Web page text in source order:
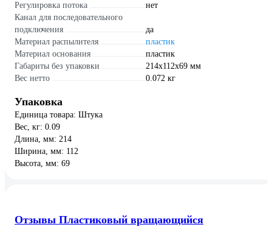
Регулировка потока
нет
Канал для последовательного
подключения
да
Материал распылителя
пластик
Материал основания
пластик
Габариты без упаковки
214х112х69 мм
Вес нетто
0.072 кг
Упаковка
Единица товара: Штука
Вес, кг: 0.09
Длина, мм: 214
Ширина, мм: 112
Высота, мм: 69
Отзывы Пластиковый вращающийся